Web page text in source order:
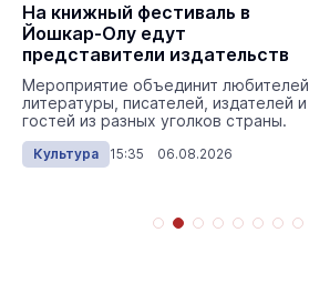
На книжный фестиваль в
Йошкар-Олу едут
представители издательств
Мероприятие объединит любителей
литературы, писателей, издателей и
гостей из разных уголков страны.
Культура 15:35 06.08.2026